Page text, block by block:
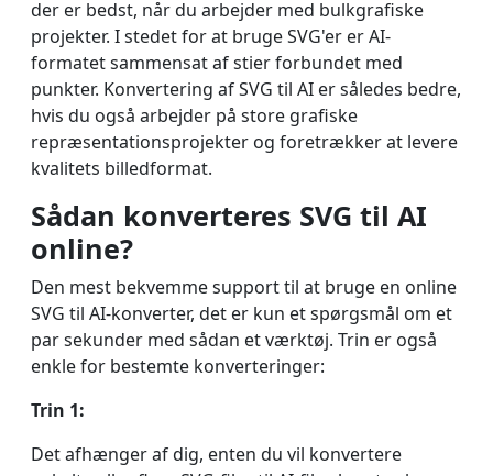
der er bedst, når du arbejder med bulkgrafiske
projekter. I stedet for at bruge SVG'er er AI-
formatet sammensat af stier forbundet med
punkter. Konvertering af SVG til AI er således bedre,
hvis du også arbejder på store grafiske
repræsentationsprojekter og foretrækker at levere
kvalitets billedformat.
Sådan konverteres SVG til AI
online?
Den mest bekvemme support til at bruge en online
SVG til AI-konverter, det er kun et spørgsmål om et
par sekunder med sådan et værktøj. Trin er også
enkle for bestemte konverteringer:
Trin 1:
Det afhænger af dig, enten du vil konvertere